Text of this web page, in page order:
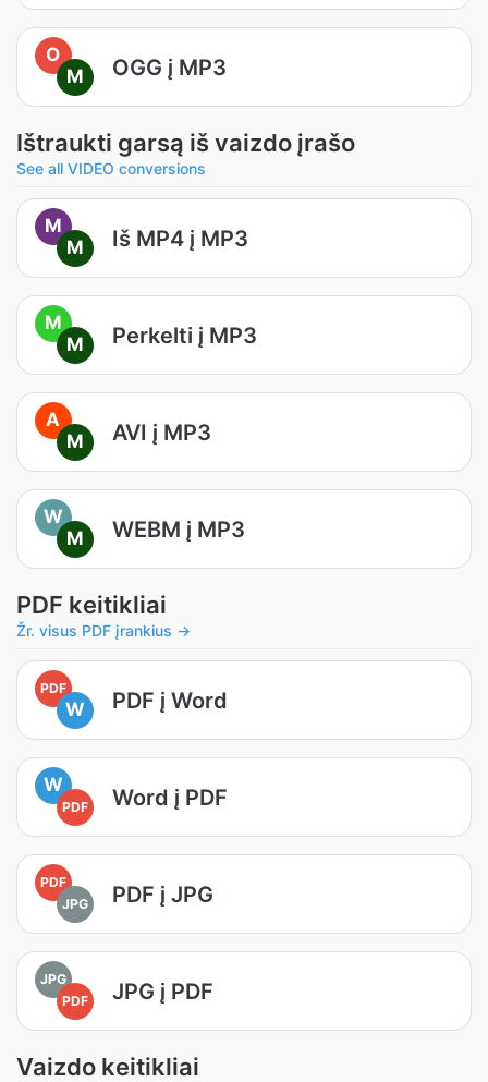
O
M
OGG į MP3
Ištraukti garsą iš vaizdo įrašo
See all VIDEO conversions
M
M
Iš MP4 į MP3
M
M
Perkelti į MP3
A
M
AVI į MP3
W
M
WEBM į MP3
PDF keitikliai
Žr. visus PDF įrankius →
PDF
W PDF į Word
W
PDF Word į PDF
PDF
JPG
PDF į JPG
JPG
PDF
JPG į PDF
Vaizdo keitikliai